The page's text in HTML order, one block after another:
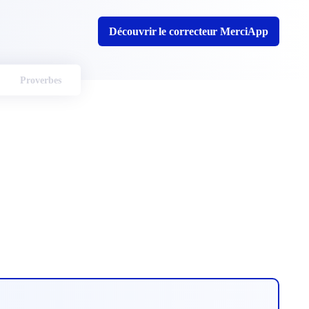
Découvrir le correcteur MerciApp
Proverbes